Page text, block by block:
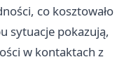
co kosztowało
sytuacje pokazują,
w kontaktach z